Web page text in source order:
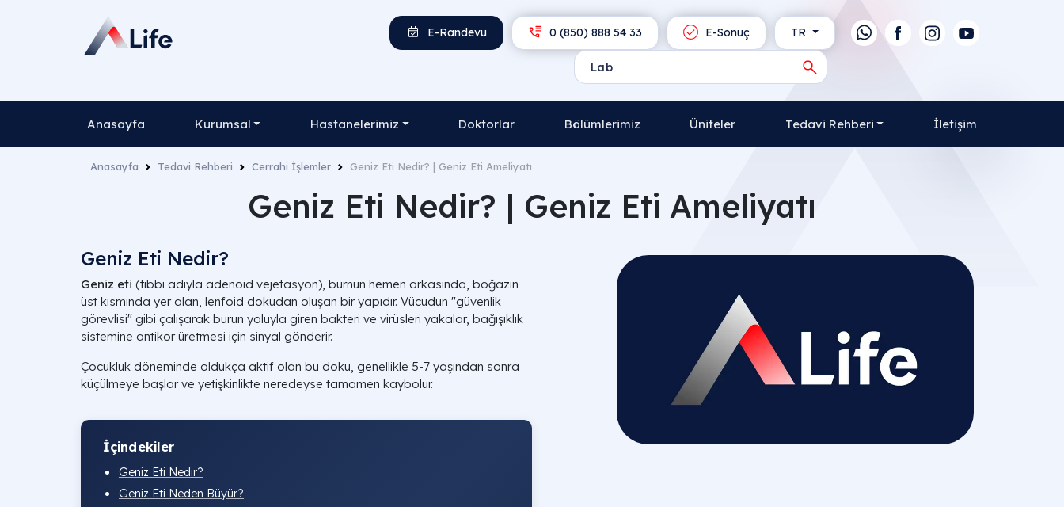
TR
E-Sonuç
0 (850) 888 54 33
E-Randevu
Anasayfa Kurumsal Hastanelerimiz Doktorlar Bölümlerimiz Üniteler Tedavi Rehberi İletişim
Anasayfa Tedavi Rehberi Cerrahi İşlemler Geniz Eti Nedir? | Geniz Eti Ameliyatı
Geniz Eti Nedir? | Geniz Eti Ameliyatı
Geniz Eti Nedir?
Geniz eti (tıbbi adıyla adenoid vejetasyon), burnun hemen arkasında, boğazın
üst kısmında yer alan, lenfoid dokudan oluşan bir yapıdır. Vücudun "güvenlik
görevlisi" gibi çalışarak burun yoluyla giren bakteri ve virüsleri yakalar, bağışıklık
sistemine antikor üretmesi için sinyal gönderir.
Çocukluk döneminde oldukça aktif olan bu doku, genellikle 5-7 yaşından sonra
küçülmeye başlar ve yetişkinlikte neredeyse tamamen kaybolur.
İçindekiler
Geniz Eti Nedir?
Geniz Eti Neden Büyür?